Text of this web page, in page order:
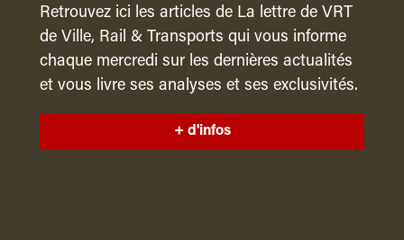
Retrouvez ici les articles de La lettre de VRT
de Ville, Rail & Transports qui vous informe
chaque mercredi sur les dernières actualités
et vous livre ses analyses et ses exclusivités.
+ d'infos